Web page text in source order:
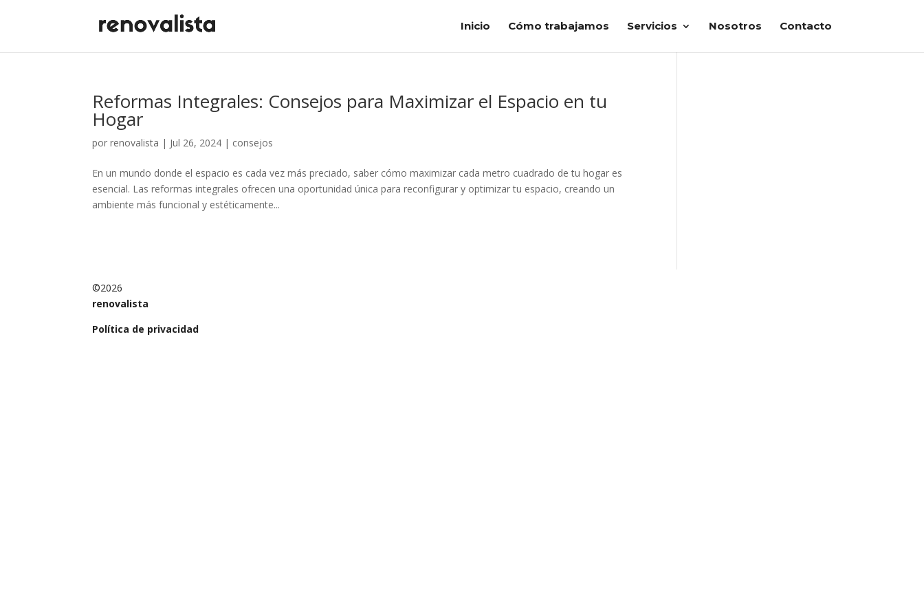
Inicio Cómo trabajamos Servicios Nosotros Contacto
Reformas Integrales: Consejos para Maximizar el Espacio en tu
Hogar
porrenovalista | Jul 26, 2024 | consejos
En un mundo donde el espacio es cada vez más preciado, saber cómo maximizar cada metro cuadrado de tu hogar es
esencial. Las reformas integrales ofrecen una oportunidad única para reconfigurar y optimizar tu espacio, creando un
ambiente más funcional y estéticamente...
©2026
renovalista
Política de privacidad